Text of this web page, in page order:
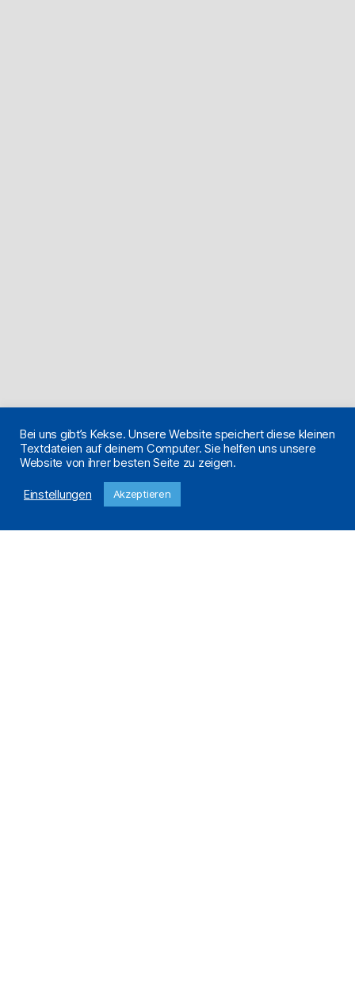
Bei uns gibt’s Kekse. Unsere Website speichert diese kleinen
Textdateien auf deinem Computer. Sie helfen uns unsere
Website von ihrer besten Seite zu zeigen.
Einstellungen Akzeptieren